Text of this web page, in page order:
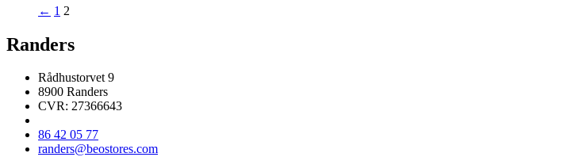
← 1 2
Randers
Rådhustorvet 9
8900 Randers
CVR: 27366643
86 42 05 77
randers@beostores.com